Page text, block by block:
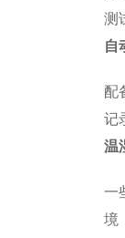
测
自
配
记
温
一
境